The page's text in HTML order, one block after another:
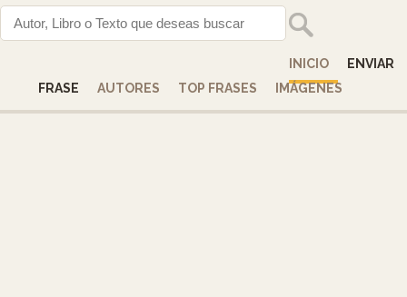
INICIO
ENVIAR
FRASE
AUTORES TOP FRASES IMÁGENES